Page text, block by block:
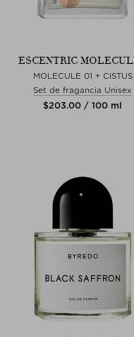
ESCENTRIC
MOLECULE 01 + CISTUS
Set de fragancia Unisex
$‌203.00 / 100 ml